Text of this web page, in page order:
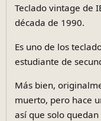
Teclado vintage de
década de 1990.
Es uno de los
estudiante de
Más bien,
muerto, pero hace
así que solo quedan